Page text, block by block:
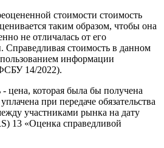
стоимости стоимость
таким образом, чтобы она
не отличалась от его
Справедливая стоимость в данном
информации
14/2022).
цена, которая была бы получена
при передаче обязательства
участниками рынка на дату
13 «Оценка справедливой